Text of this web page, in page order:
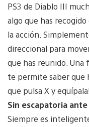
PS3 de Diablo III
algo que has
la acción.
direccional para
que has reunido. Una
te permite saber que
que pulsa X y equípala!
Sin escapatoria
Siempre es